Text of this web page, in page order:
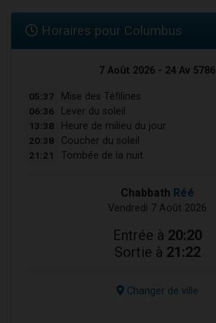
Horaires pour Columbus
7 Août 2026 - 24 Av 5786
05:37 Mise des Téfilines
06:36 Lever du soleil
13:38 Heure de milieu du jour
20:38 Coucher du soleil
21:21 Tombée de la nuit
Chabbath Réé
Vendredi 7 Août 2026
Entrée à 20:20
Sortie à 21:22
Changer de ville